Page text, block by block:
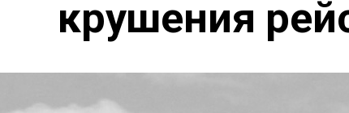
крушения